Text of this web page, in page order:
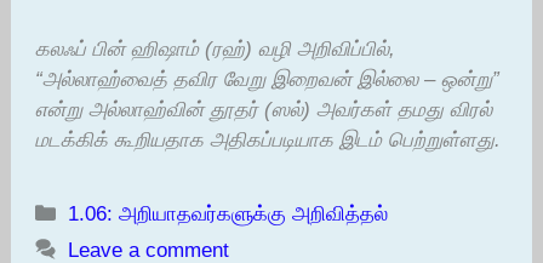
கலஃப் பின் ஹிஷாம் (ரஹ்) வழி அறிவிப்பில்,
“அல்லாஹ்வைத் தவிர வேறு இறைவன் இல்லை – ஒன்று”
என்று அல்லாஹ்வின் தூதர் (ஸல்) அவர்கள் தமது விரல்
மடக்கிக் கூறியதாக அதிகப்படியாக இடம் பெற்றுள்ளது.
Categories
1.06: அறியாதவர்களுக்கு அறிவித்தல்
Leave a comment